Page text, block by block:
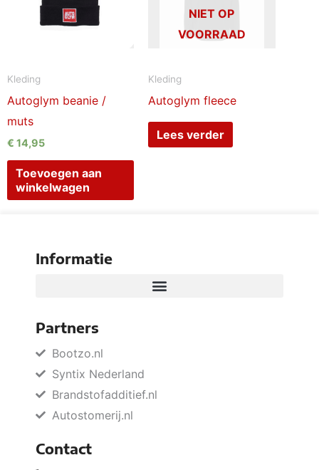
Kleding
Autoglym beanie /
muts
€ 14,95
Toevoegen aan
winkelwagen
NIET OP
VOORRAAD
Kleding
Autoglym fleece
Lees verder
Informatie
Partners
Bootzo.nl
Syntix Nederland
Brandstofadditief.nl
Autostomerij.nl
Contact